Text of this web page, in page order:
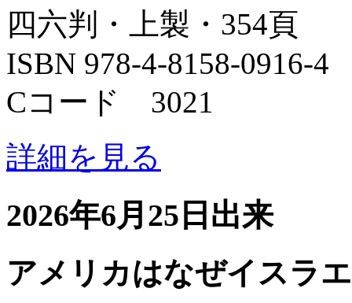
四六判・上製・354頁
ISBN 978-4-8158-0916-4
Cコード 3021
詳細を見る
2026年6月25日出来
アメリカはなぜイスラ